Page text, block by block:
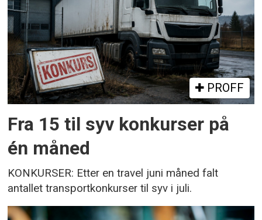
PROFF
Fra 15 til syv konkurser på
én måned
KONKURSER: Etter en travel juni måned falt
antallet transportkonkurser til syv i juli.